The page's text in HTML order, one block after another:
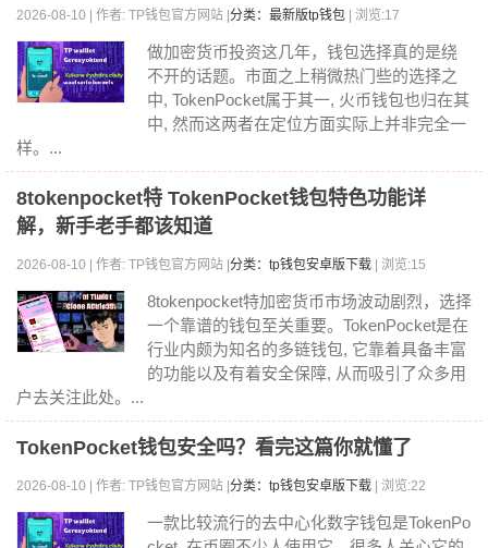
2026-08-10 | 作者: TP钱包官方网站 | 分类：最新版tp钱包 | 浏览:17
做加密货币投资这几年，钱包选择真的是绕
不开的话题。市面之上稍微热门些的选择之
中, TokenPocket属于其一, 火币钱包也归在其
中, 然而这两者在定位方面实际上并非完全一
样。...
8tokenpocket特 TokenPocket钱包特色功能详
解，新手老手都该知道
2026-08-10 | 作者: TP钱包官方网站 | 分类：tp钱包安卓版下载 | 浏览:15
8tokenpocket特加密货币市场波动剧烈，选择
一个靠谱的钱包至关重要。TokenPocket是在
行业内颇为知名的多链钱包, 它靠着具备丰富
的功能以及有着安全保障, 从而吸引了众多用
户去关注此处。...
TokenPocket钱包安全吗？看完这篇你就懂了
2026-08-10 | 作者: TP钱包官方网站 | 分类：tp钱包安卓版下载 | 浏览:22
一款比较流行的去中心化数字钱包是TokenPo